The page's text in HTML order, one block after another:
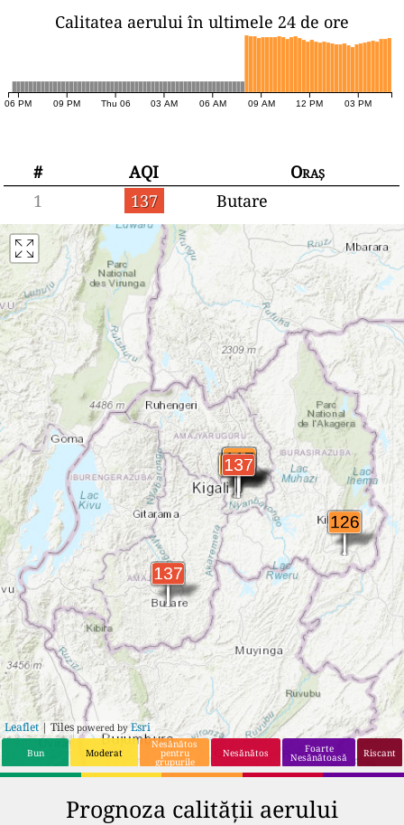
Calitatea aerului în ultimele 24 de ore
06 PM 09 PM Thu 06 03 AM 06 AM 09 AM 12 PM 03 PM
# AQI
Oraș
1
137 Butare
Leaflet | Tiles powered by Esri
Bun Moderat
Nesănătos
pentru
grupurile
sensibile
Nesănătos Foarte
Nesănătoasă Riscant
Prognoza calității aerului